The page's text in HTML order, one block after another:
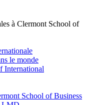
à Clermont School of
le monde
International
School of Business